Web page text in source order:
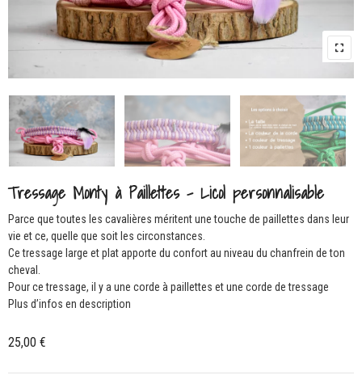
Tressage Monty à Paillettes – Licol personnalisable
Parce que toutes les cavalières méritent une touche de paillettes dans leur
vie et ce, quelle que soit les circonstances.
Ce tressage large et plat apporte du confort au niveau du chanfrein de ton
cheval.
Pour ce tressage, il y a une corde à paillettes et une corde de tressage
Plus d’infos en description
25,00 €